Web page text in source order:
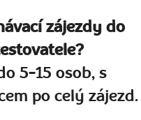
zájezdy do
5-15 osob, s
po celý zájezd.